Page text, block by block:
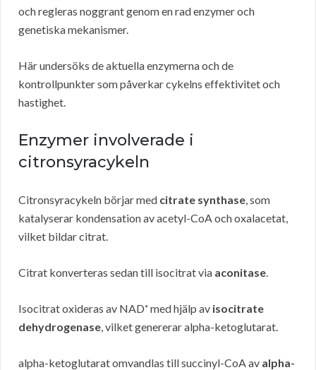
och regleras noggrant genom en rad enzymer och
genetiska mekanismer.
Här undersöks de aktuella enzymerna och de
kontrollpunkter som påverkar cykelns effektivitet och
hastighet.
Enzymer involverade i
citronsyracykeln
Citronsyracykeln börjar med citrate synthase , som
katalyserar kondensation av acetyl-CoA och oxalacetat,
vilket bildar citrat.
Citrat konverteras sedan till isocitrat via aconitase
Isocitrat oxideras av NAD⁺ med hjälp av isocitrate
dehydrogenase , vilket genererar alpha-ketoglutarat.
alpha-ketoglutarat omvandlas till succinyl-CoA av alpha-